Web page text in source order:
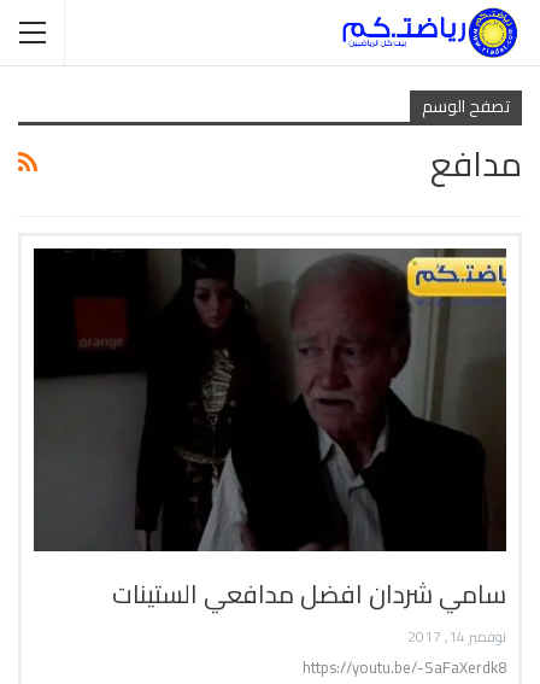
تصفح الوسم
مدافع
سامي شردان افضل مدافعي الستينات
نوفمبر 14, 2017
https://youtu.be/-SaFaXerdk8